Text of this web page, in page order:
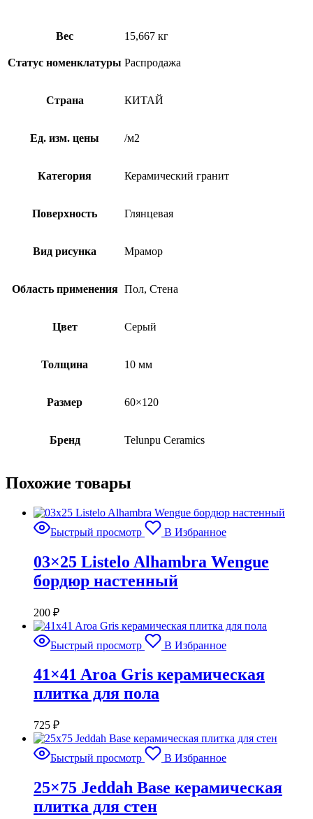
Вес 15,667 кг
Статус номенклатуры Распродажа
Страна КИТАЙ
Ед. изм. цены /м2
Категория Керамический гранит
Поверхность Глянцевая
Вид рисунка Мрамор
Область применения Пол, Стена
Цвет Серый
Толщина 10 мм
Размер 60×120
Бренд Telunpu Ceramics
Похожие товары
Быстрый просмотр В Избранное
03×25 Listelo Alhambra Wengue
бордюр настенный
200 ₽
Быстрый просмотр В Избранное
41×41 Aroa Gris керамическая
плитка для пола
725 ₽
Быстрый просмотр В Избранное
25×75 Jeddah Base керамическая
плитка для стен